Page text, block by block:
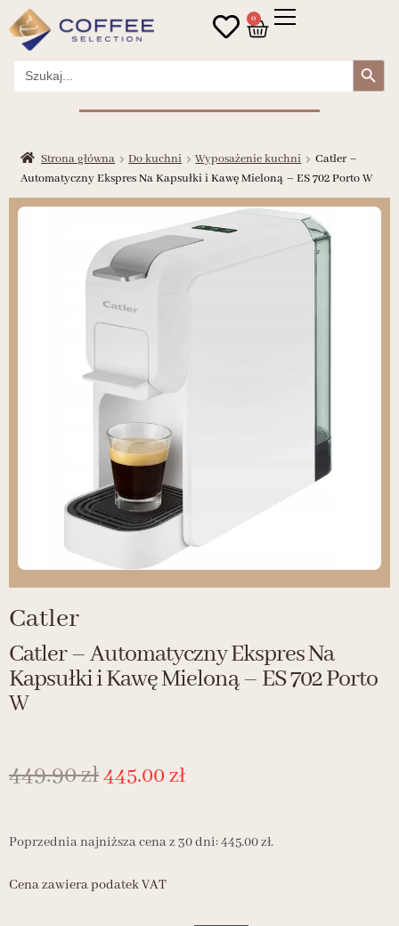
0
Search
for:
Search Button
Strona główna Do kuchni Wyposażenie kuchni
Catler –
Automatyczny Ekspres Na Kapsułki i Kawę Mieloną – ES 702 Porto W
Catler
Catler – Automatyczny Ekspres Na
Kapsułki i Kawę Mieloną – ES 702 Porto
W
449.90zł445.00zł
Poprzednia najniższa cena z 30 dni:445.00zł.
Cena zawiera podatek VAT